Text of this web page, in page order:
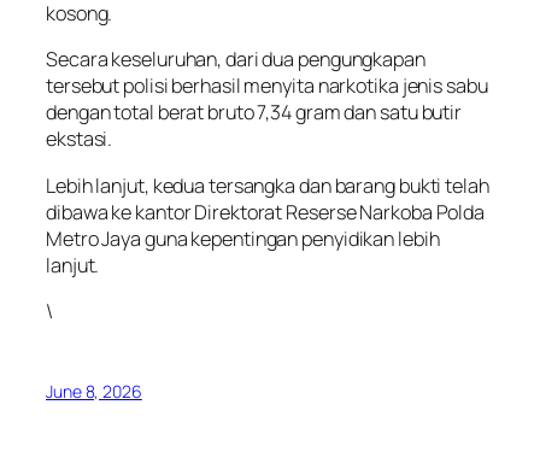
kosong.
Secara keseluruhan, dari dua pengungkapan
tersebut polisi berhasil menyita narkotika jenis sabu
dengan total berat bruto 7,34 gram dan satu butir
ekstasi.
Lebih lanjut, kedua tersangka dan barang bukti telah
dibawa ke kantor Direktorat Reserse Narkoba Polda
Metro Jaya guna kepentingan penyidikan lebih
lanjut.
\
June 8, 2026